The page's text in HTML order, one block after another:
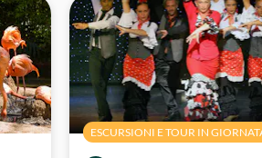
ESCURSIONI E TOUR IN